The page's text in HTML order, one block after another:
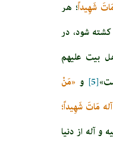
شَهِيداً؛ هر
شود، در
بيت عليهم
[5] و «مَنْ
مَاتَ شَهِيداً؛
و آله از دنيا